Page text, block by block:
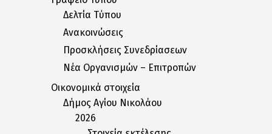
Δελτία Tύπου
Ανακοινώσεις
Προσκλήσεις Συνεδρίασεων
Nέα Oργανισμών – Eπιτροπών
Οικονομικά στοιχεία
Δήμος Αγίου Νικολάου
2026